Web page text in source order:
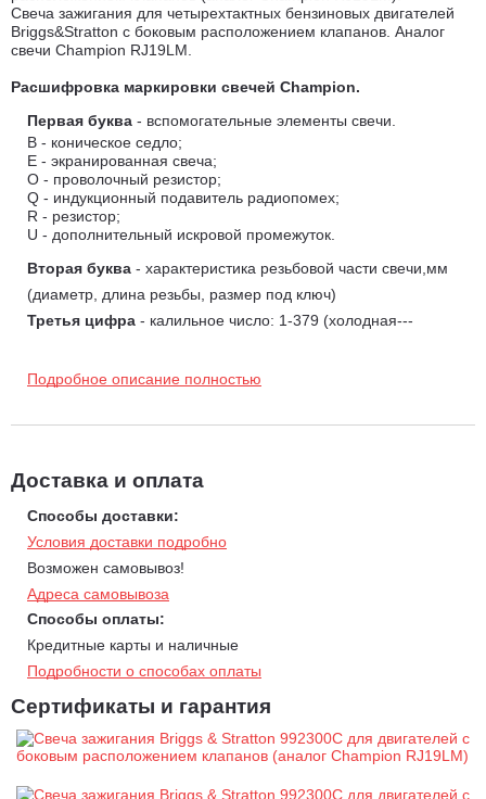
Свеча зажигания для четырехтактных бензиновых двигателей
Briggs&Stratton с боковым расположением клапанов. Аналог
свечи Champion RJ19LM.
Расшифровка маркировки свечей Champion.
Первая буква - вспомогательные элементы свечи.
B - коническое седло;
E - экранированная свеча;
O - проволочный резистор;
Q - индукционный подавитель радиопомех;
R - резистор;
U - дополнительный искровой промежуток.
Вторая буква - характеристика резьбовой части свечи,мм
(диаметр, длина резьбы, размер под ключ)
Третья цифра - калильное число: 1-379 (холодная---
1-25 свечи массового применения;
Последние буквы (от 1 до 3)
Последняя цифра- зазор между электродами
нет - 0,75/0,8 мм
4 - 1,0 мм
5 - 1,3 мм
6 - 1,5 мм
Подробное описание полностью
Доставка и оплата
Способы доставки:
Условия доставки подробно
Возможен самовывоз!
Адреса самовывоза
Способы оплаты:
Кредитные карты и наличные
Подробности о способах оплаты
Сертификаты и гарантия